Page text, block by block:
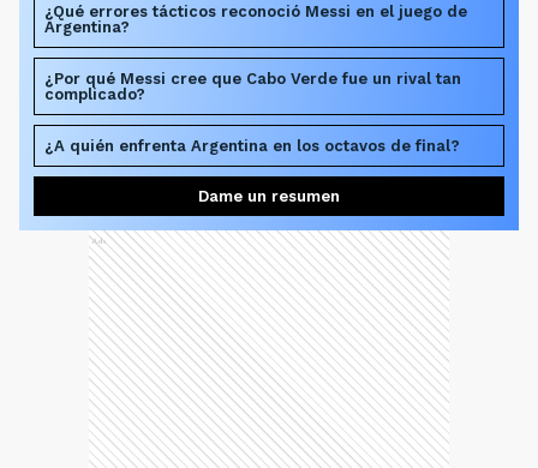
¿Qué errores tácticos reconoció Messi en el juego de
Argentina?
¿Por qué Messi cree que Cabo Verde fue un rival tan
complicado?
¿A quién enfrenta Argentina en los octavos de final?
Dame un resumen
Ads